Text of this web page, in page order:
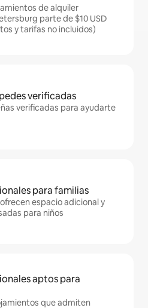
de alquiler
parte de $10 USD
y tarifas no incluidos)
verificadas
verificadas para ayudarte
para familias
espacio adicional y
para niños
aptos para
que admiten